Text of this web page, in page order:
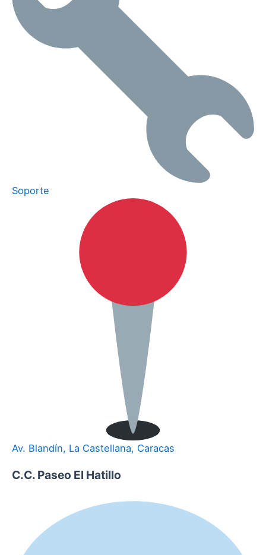
Soporte
Av. Blandín, La Castellana, Caracas
C.C. Paseo El Hatillo